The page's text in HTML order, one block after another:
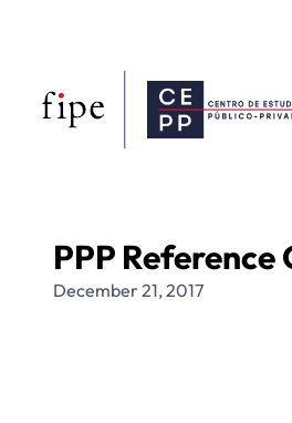
PPP
December 21, 2017